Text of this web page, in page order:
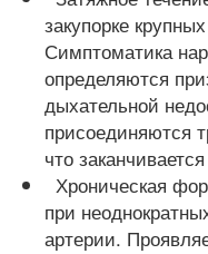
закупорке
Симптоматика
определяются
дыхательной
присоединяются
что
Хроническая
при
артерии.